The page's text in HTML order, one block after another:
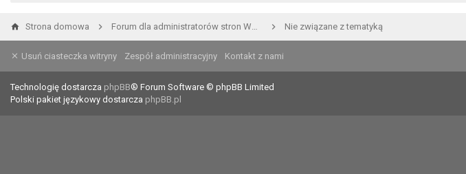
Strona domowa Forum dla administratorów stron WWW i developerów Nie związane z tematyką
Usuń ciasteczka witryny Zespół administracyjny Kontakt z nami
Technologię dostarcza phpBB® Forum Software © phpBB Limited
Polski pakiet językowy dostarcza phpBB.pl